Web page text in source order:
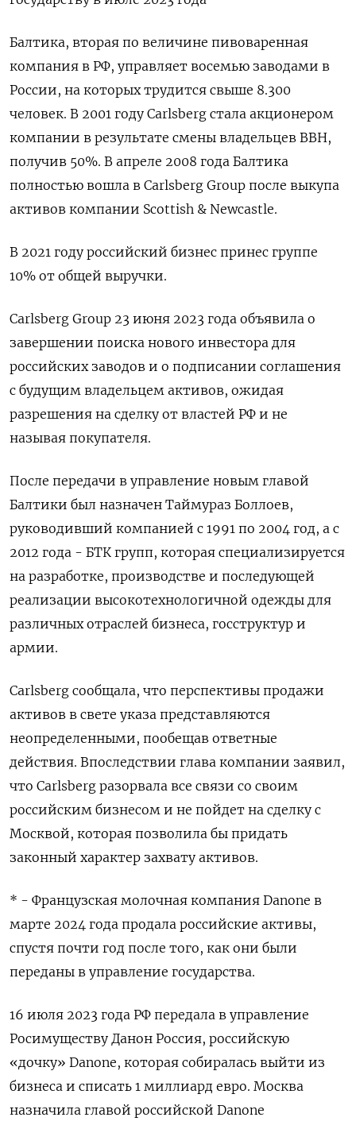
Балтика, вторая по величине пивоваренная
компания в РФ, управляет восемью заводами в
России, на которых трудится свыше 8.300
человек. В 2001 году Carlsberg стала акционером
компании в результате смены владельцев BBH,
получив 50%. В апреле 2008 года Балтика
полностью вошла в Carlsberg Group после выкупа
активов компании Scottish & Newcastle.
В 2021 году российский бизнес принес группе
10% от общей выручки.
Carlsberg Group 23 июня 2023 года объявила о
завершении поиска нового инвестора для
российских заводов и о подписании соглашения
с будущим владельцем активов, ожидая
разрешения на сделку от властей РФ и не
называя покупателя.
После передачи в управление новым главой
Балтики был назначен Таймураз Боллоев,
руководивший компанией с 1991 по 2004 год, а с
2012 года - БТК групп, которая специализируется
на разработке, производстве и последующей
реализации высокотехнологичной одежды для
различных отраслей бизнеса, госструктур и
армии.
Сarlsberg сообщала, что перспективы продажи
активов в свете указа представляются
неопределенными, пообещав ответные
действия. Впоследствии глава компании заявил,
что Сarlsberg разорвала все связи со своим
российским бизнесом и не пойдет на сделку с
Москвой, которая позволила бы придать
законный характер захвату активов.
* - Французская молочная компания Danone в
марте 2024 года продала российские активы,
спустя почти год после того, как они были
переданы в управление государства.
16 июля 2023 года РФ передала в управление
Росимуществу Данон Россия, российскую
«дочку» Danone, которая собиралась выйти из
бизнеса и списать 1 миллиард евро. Москва
назначила главой российской Danone